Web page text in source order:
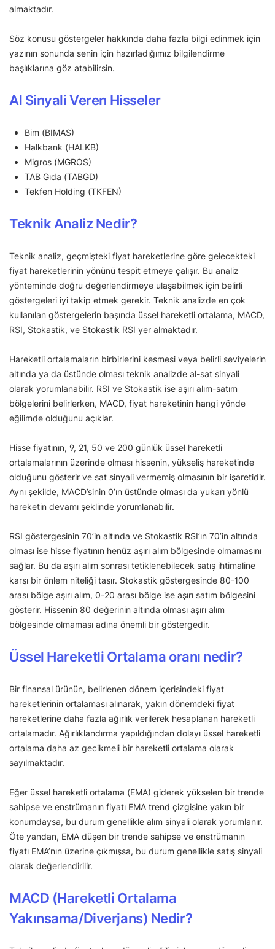
almaktadır.
Söz konusu göstergeler hakkında daha fazla bilgi edinmek için
yazının sonunda senin için hazırladığımız bilgilendirme
başlıklarına göz atabilirsin.
Al Sinyali Veren Hisseler
Bim (BIMAS)
Halkbank (HALKB)
Migros (MGROS)
TAB Gıda (TABGD)
Tekfen Holding (TKFEN)
Teknik Analiz Nedir?
Teknik analiz, geçmişteki fiyat hareketlerine göre gelecekteki
fiyat hareketlerinin yönünü tespit etmeye çalışır. Bu analiz
yönteminde doğru değerlendirmeye ulaşabilmek için belirli
göstergeleri iyi takip etmek gerekir. Teknik analizde en çok
kullanılan göstergelerin başında üssel hareketli ortalama, MACD,
RSI, Stokastik, ve Stokastik RSI yer almaktadır.
Hareketli ortalamaların birbirlerini kesmesi veya belirli seviyelerin
altında ya da üstünde olması teknik analizde al-sat sinyali
olarak yorumlanabilir. RSI ve Stokastik ise aşırı alım-satım
bölgelerini belirlerken, MACD, fiyat hareketinin hangi yönde
eğilimde olduğunu açıklar.
Hisse fiyatının, 9, 21, 50 ve 200 günlük üssel hareketli
ortalamalarının üzerinde olması hissenin, yükseliş hareketinde
olduğunu gösterir ve sat sinyali vermemiş olmasının bir işaretidir.
Aynı şekilde, MACD’sinin 0’ın üstünde olması da yukarı yönlü
hareketin devamı şeklinde yorumlanabilir.
RSI göstergesinin 70’in altında ve Stokastik RSI’ın 70’in altında
olması ise hisse fiyatının henüz aşırı alım bölgesinde olmamasını
sağlar. Bu da aşırı alım sonrası tetiklenebilecek satış ihtimaline
karşı bir önlem niteliği taşır. Stokastik göstergesinde 80-100
arası bölge aşırı alım, 0-20 arası bölge ise aşırı satım bölgesini
gösterir. Hissenin 80 değerinin altında olması aşırı alım
bölgesinde olmaması adına önemli bir göstergedir.
Üssel Hareketli Ortalama oranı nedir?
Bir finansal ürünün, belirlenen dönem içerisindeki fiyat
hareketlerinin ortalaması alınarak, yakın dönemdeki fiyat
hareketlerine daha fazla ağırlık verilerek hesaplanan hareketli
ortalamadır. Ağırlıklandırma yapıldığından dolayı üssel hareketli
ortalama daha az gecikmeli bir hareketli ortalama olarak
sayılmaktadır.
Eğer üssel hareketli ortalama (EMA) giderek yükselen bir trende
sahipse ve enstrümanın fiyatı EMA trend çizgisine yakın bir
konumdaysa, bu durum genellikle alım sinyali olarak yorumlanır.
Öte yandan, EMA düşen bir trende sahipse ve enstrümanın
fiyatı EMA’nın üzerine çıkmışsa, bu durum genellikle satış sinyali
olarak değerlendirilir.
MACD (Hareketli Ortalama
Yakınsama/Diverjans) Nedir?